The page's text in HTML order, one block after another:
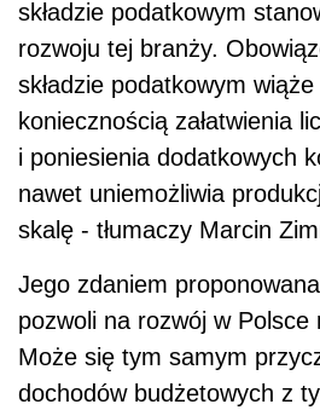
składzie podatkowym
rozwoju tej branży.
składzie podatkowym
koniecznością załatwienia
i poniesienia dodatkowych
nawet uniemożliwia
skalę - tłumaczy Marcin
Jego zdaniem
pozwoli na rozwój w Polsce
Może się tym samym
dochodów budżetowych z